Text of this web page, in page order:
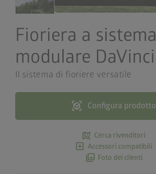
Fioriera a sistema
modulare DaVinci
Il sistema di fioriere versatile
view_in_ar Configura prodotto
map_search Cerca rivenditori
add_box Accessori compatibili
photo_library Foto dei clienti